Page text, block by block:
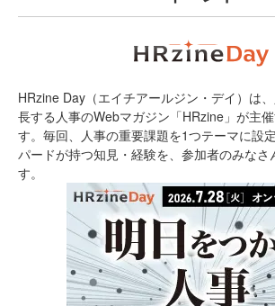
HRzine Day（エイチアールジン・デイ）は
長する人事のWebマガジン「HRzine」が主
す。毎回、人事の重要課題を1つテーマに設
パードが持つ知見・経験を、参加者のみなさ
す。